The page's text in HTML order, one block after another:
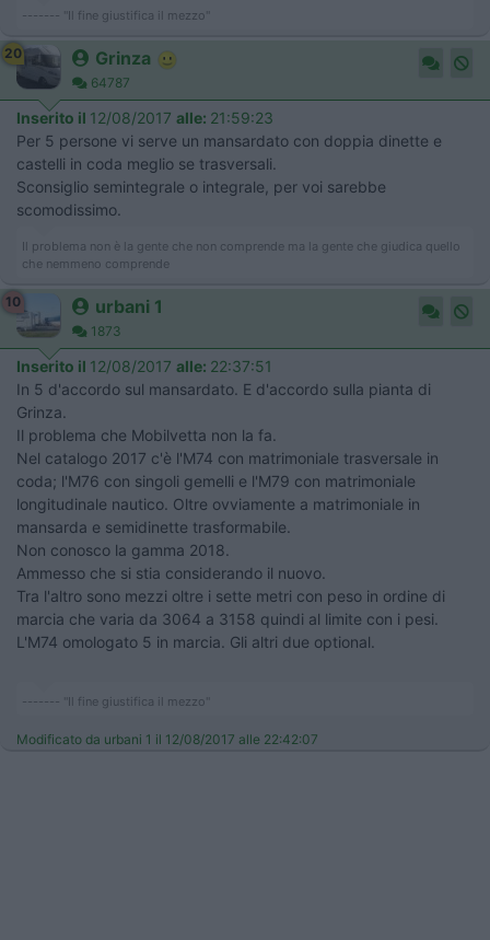
------- "Il fine giustifica il mezzo"
20 Grinza
64787
Inserito il 12/08/2017 alle: 21:59:23
Per 5 persone vi serve un mansardato con doppia dinette e
castelli in coda meglio se trasversali.
Sconsiglio semintegrale o integrale, per voi sarebbe
scomodissimo.
Il problema non è la gente che non comprende ma la gente che giudica quello
che nemmeno comprende
10 urbani 1
1873
Inserito il 12/08/2017 alle: 22:37:51
In 5 d'accordo sul mansardato. E d'accordo sulla pianta di
Grinza.
Il problema che Mobilvetta non la fa.
Nel catalogo 2017 c'è l'M74 con matrimoniale trasversale in
coda; l'M76 con singoli gemelli e l'M79 con matrimoniale
longitudinale nautico. Oltre ovviamente a matrimoniale in
mansarda e semidinette trasformabile.
Non conosco la gamma 2018.
Ammesso che si stia considerando il nuovo.
Tra l'altro sono mezzi oltre i sette metri con peso in ordine di
marcia che varia da 3064 a 3158 quindi al limite con i pesi.
L'M74 omologato 5 in marcia. Gli altri due optional.
------- "Il fine giustifica il mezzo"
Modificato da urbani 1 il 12/08/2017 alle 22:42:07